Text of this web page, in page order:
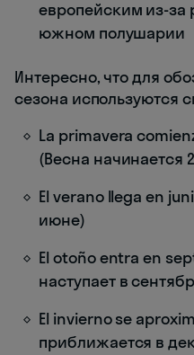
европейским из-за
южном полушарии
Интересно, что для
сезона используются
La primavera
(Весна начинается
El verano llega en
июне)
El otoño entra en
наступает в
El invierno se
приближается в